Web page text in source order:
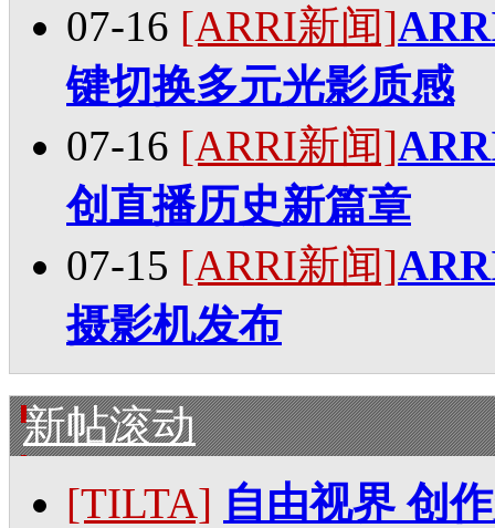
07-16 [ARRI新闻]
键切换多元光影质感
07-16 [ARRI新闻]
创直播历史新篇章
07-15 [ARRI新闻]
摄影机发布
新帖滚动
[TILTA] 自由视界 创